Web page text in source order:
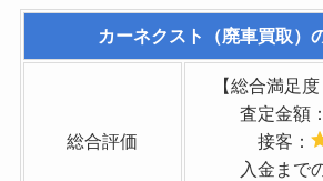
カーネクスト（廃車買取）
総合評価
【総合満足
査定金額
接客：
入金まで